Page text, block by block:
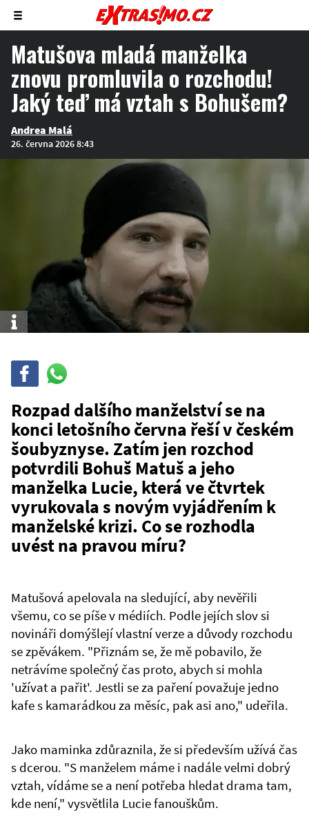
Zobrazit/skrýt
menu
Matušova mladá manželka
znovu promluvila o rozchodu!
Jaký teď má vztah s Bohušem?
Andrea Malá
26. června 2026 8:43
Info
Sdílej
WhatsAppu
Rozpad dalšího manželství se na
konci letošního června řeší v českém
šoubyznyse. Zatím jen rozchod
potvrdili Bohuš Matuš a jeho
manželka Lucie, která ve čtvrtek
vyrukovala s novým vyjádřením k
manželské krizi. Co se rozhodla
uvést na pravou míru?
Matušová apelovala na sledující, aby nevěřili
všemu, co se píše v médiích. Podle jejích slov si
novináři domýšlejí vlastní verze a důvody rozchodu
se zpěvákem. "Přiznám se, že mě pobavilo, že
netrávíme společný čas proto, abych si mohla
'užívat a pařit'. Jestli se za paření považuje jedno
kafe s kamarádkou za měsíc, pak asi ano," udeřila.
Jako maminka zdůraznila, že si především užívá čas
s dcerou. "S manželem máme i nadále velmi dobrý
vztah, vídáme se a není potřeba hledat drama tam,
kde není," vysvětlila Lucie fanouškům.